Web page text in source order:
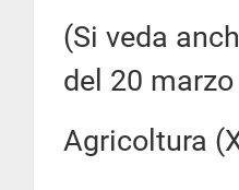
(Si veda
del 20
Agricoltura